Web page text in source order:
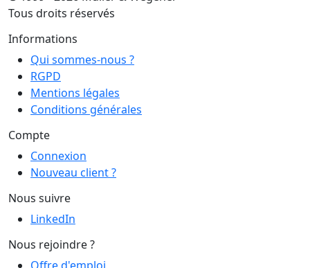
Tous droits réservés
Informations
Qui sommes-nous ?
RGPD
Mentions légales
Conditions générales
Compte
Connexion
Nouveau client ?
Nous suivre
LinkedIn
Nous rejoindre ?